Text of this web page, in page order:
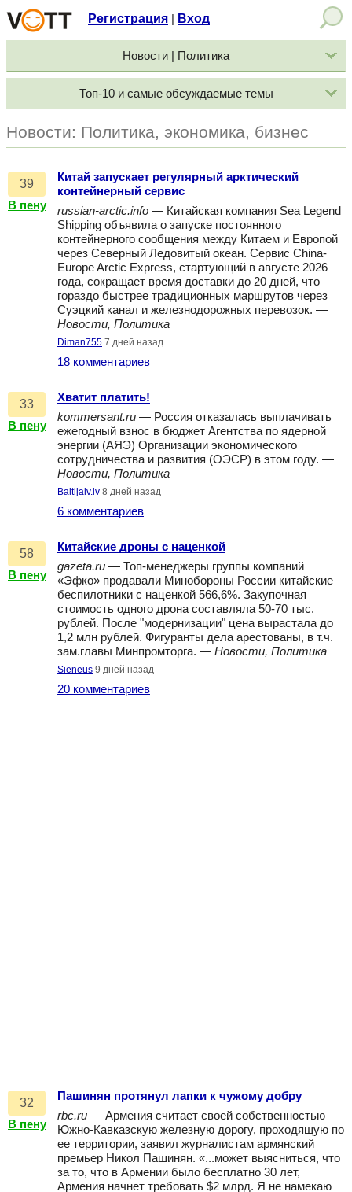
Регистрация Вход
Новости | Политика
Топ-10 и самые обсуждаемые темы
Новости: Политика, экономика, бизнес
39
В пену
Китай запускает регулярный арктический
контейнерный сервис
russian-arctic.info — Китайская компания Sea Legend
Shipping объявила о запуске постоянного
контейнерного сообщения между Китаем и Европой
через Северный Ледовитый океан. Сервис China-
Europe Arctic Express, стартующий в августе 2026
года, сокращает время доставки до 20 дней, что
гораздо быстрее традиционных маршрутов через
Суэцкий канал и железнодорожных перевозок. —
Новости, Политика
Diman755 7 дней назад
18 комментариев
33
В пену
Хватит платить!
kommersant.ru — Россия отказалась выплачивать
ежегодный взнос в бюджет Агентства по ядерной
энергии (АЯЭ) Организации экономического
сотрудничества и развития (ОЭСР) в этом году. —
Новости, Политика
Baltijalv.lv 8 дней назад
6 комментариев
58
В пену
Китайские дроны с наценкой
gazeta.ru — Топ-менеджеры группы компаний
«Эфко» продавали Минобороны России китайские
беспилотники с наценкой 566,6%. Закупочная
стоимость одного дрона составляла 50-70 тыс.
рублей. После "модернизации" цена вырастала до
1,2 млн рублей. Фигуранты дела арестованы, в т.ч.
зам.главы Минпромторга. — Новости, Политика
Sieneus 9 дней назад
20 комментариев
32
В пену
Пашинян протянул лапки к чужому добру
rbc.ru — Армения считает своей собственностью
Южно-Кавказскую железную дорогу, проходящую по
ее территории, заявил журналистам армянский
премьер Никол Пашинян. «...может выясниться, что
за то, что в Армении было бесплатно 30 лет,
Армения начнет требовать $2 млрд. Я не намекаю